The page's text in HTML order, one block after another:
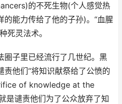
的不死生物(个人感觉热
的能力传给了他的子孙)。“血腥
死灵法术。
圈子里已经流行了几世纪。黑
责他们“将知识献祭给了公愤的
of knowledge at the
谴责他们为了公众放弃了知